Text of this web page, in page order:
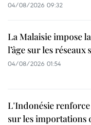
04/08/2026 09:32
La Malaisie impose
l’âge sur les réseaux
04/08/2026 01:54
L'Indonésie
sur les importations